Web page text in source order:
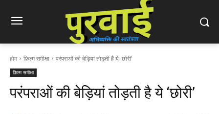
होम फ़िल्म समीक्षा परंपराओं की बेड़ियां तोड़ती है ये 'छोरी'
फ़िल्म समीक्षा
परंपराओं की बेड़ियां तोड़ती है ये ‘छोरी’